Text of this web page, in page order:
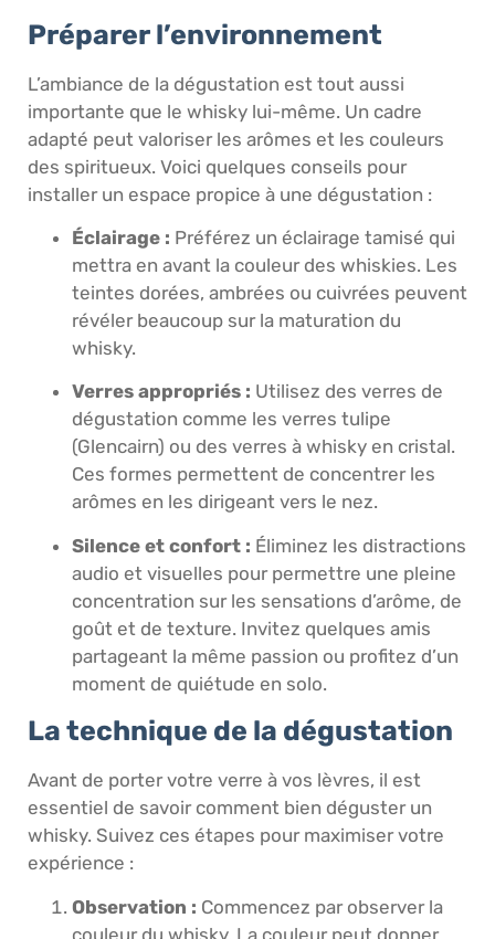
Préparer l’environnement
L’ambiance de la dégustation est tout aussi
importante que le whisky lui-même. Un cadre
adapté peut valoriser les arômes et les couleurs
des spiritueux. Voici quelques conseils pour
installer un espace propice à une dégustation :
Éclairage : Préférez un éclairage tamisé qui
mettra en avant la couleur des whiskies. Les
teintes dorées, ambrées ou cuivrées peuvent
révéler beaucoup sur la maturation du
whisky.
Verres appropriés : Utilisez des verres de
dégustation comme les verres tulipe
(Glencairn) ou des verres à whisky en cristal.
Ces formes permettent de concentrer les
arômes en les dirigeant vers le nez.
Silence et confort : Éliminez les distractions
audio et visuelles pour permettre une pleine
concentration sur les sensations d’arôme, de
goût et de texture. Invitez quelques amis
partageant la même passion ou profitez d’un
moment de quiétude en solo.
La technique de la dégustation
Avant de porter votre verre à vos lèvres, il est
essentiel de savoir comment bien déguster un
whisky. Suivez ces étapes pour maximiser votre
expérience :
Observation : Commencez par observer la
couleur du whisky. La couleur peut donner